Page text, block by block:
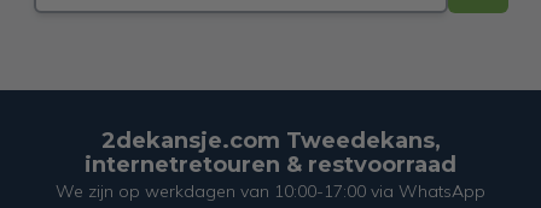
2dekansje.com Tweedekans,
internetretouren & restvoorraad
We zijn op werkdagen van 10:00-17:00 via WhatsApp